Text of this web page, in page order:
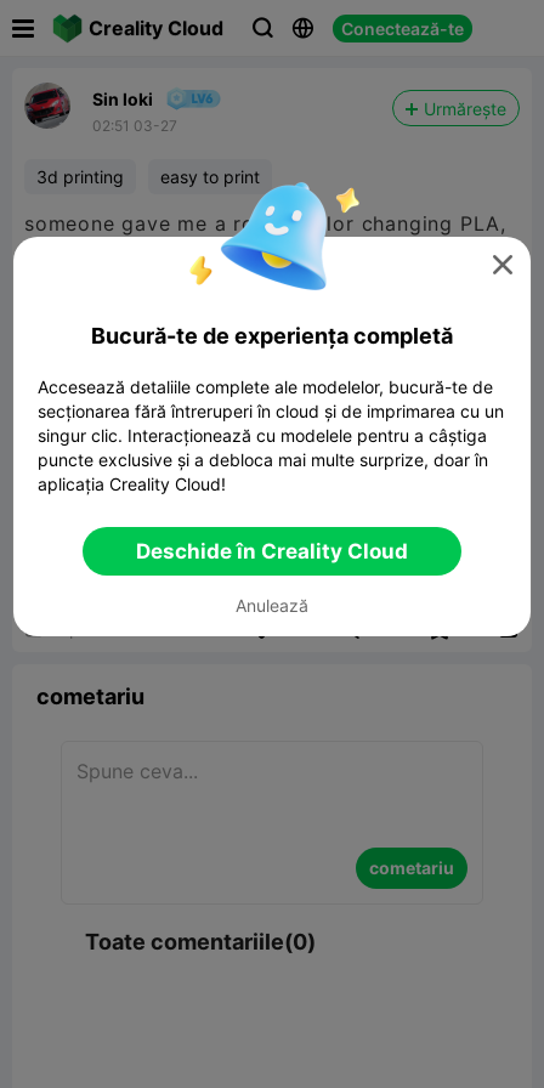
Creality Cloud   Conectează-te
Sin loki
02:51 03-27
Urmărește
3d printing easy to print
someone gave me a roll of color changing PLA,
made a vase out of a part profile i was working
00:31

480P LD

cometariu
cometariu
Toate comentariile(0)

Bucură-te de experiența completă
Accesează detaliile complete ale modelelor, bucură-te de
secționarea fără întreruperi în cloud și de imprimarea cu un
singur clic. Interacționează cu modelele pentru a câștiga
puncte exclusive și a debloca mai multe surprize, doar în
aplicația Creality Cloud!
Deschide în Creality Cloud
Anulează